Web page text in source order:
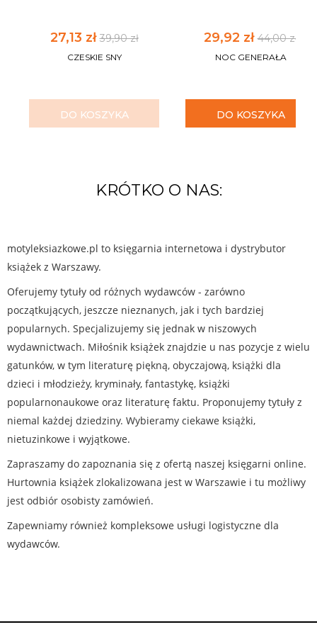
27,13 zł39,90 zł
CZESKIE SNY
DO KOSZYKA
29,92 zł44,00 zł
NOC GENERAŁA
DO KOSZYKA
KRÓTKO O NAS:
motyleksiazkowe.pl to księgarnia internetowa i dystrybutor
książek z Warszawy.
Oferujemy tytuły od różnych wydawców - zarówno
początkujących, jeszcze nieznanych, jak i tych bardziej
popularnych. Specjalizujemy się jednak w niszowych
wydawnictwach. Miłośnik książek znajdzie u nas pozycje z wielu
gatunków, w tym literaturę piękną, obyczajową, książki dla
dzieci i młodzieży, kryminały, fantastykę, książki
popularnonaukowe oraz literaturę faktu. Proponujemy tytuły z
niemal każdej dziedziny. Wybieramy ciekawe książki,
nietuzinkowe i wyjątkowe.
Zapraszamy do zapoznania się z ofertą naszej księgarni online.
Hurtownia książek zlokalizowana jest w Warszawie i tu możliwy
jest odbiór osobisty zamówień.
Zapewniamy również kompleksowe usługi logistyczne dla
wydawców.